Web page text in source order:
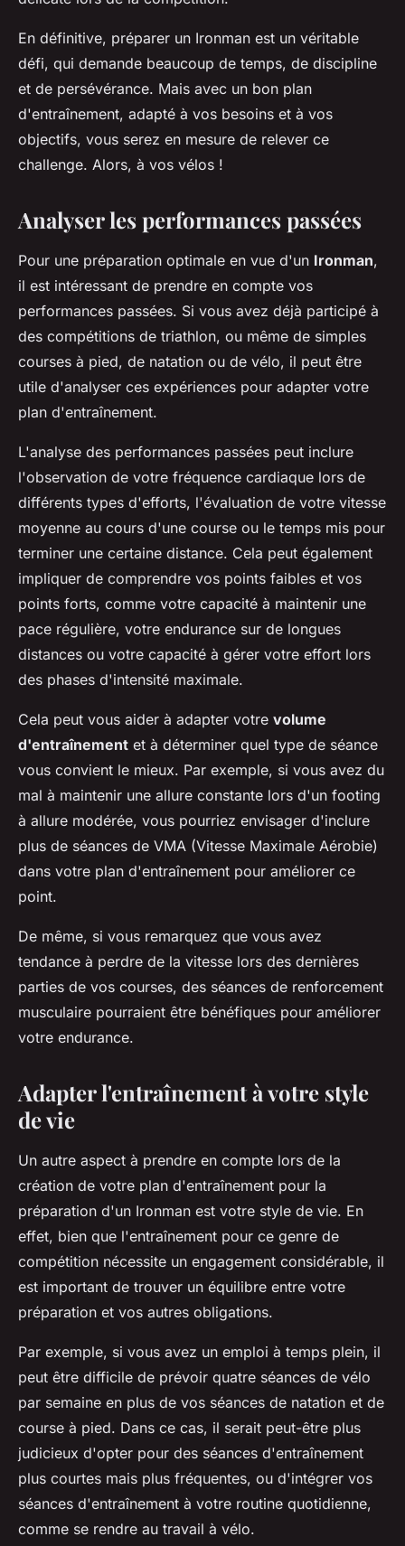
En définitive, préparer un Ironman est un véritable
défi, qui demande beaucoup de temps, de discipline
et de persévérance. Mais avec un bon plan
d'entraînement, adapté à vos besoins et à vos
objectifs, vous serez en mesure de relever ce
challenge. Alors, à vos vélos !
Analyser les performances passées
Pour une préparation optimale en vue d'un Ironman,
il est intéressant de prendre en compte vos
performances passées. Si vous avez déjà participé à
des compétitions de triathlon, ou même de simples
courses à pied, de natation ou de vélo, il peut être
utile d'analyser ces expériences pour adapter votre
plan d'entraînement.
L'analyse des performances passées peut inclure
l'observation de votre fréquence cardiaque lors de
différents types d'efforts, l'évaluation de votre vitesse
moyenne au cours d'une course ou le temps mis pour
terminer une certaine distance. Cela peut également
impliquer de comprendre vos points faibles et vos
points forts, comme votre capacité à maintenir une
pace régulière, votre endurance sur de longues
distances ou votre capacité à gérer votre effort lors
des phases d'intensité maximale.
Cela peut vous aider à adapter votre volume
d'entraînement et à déterminer quel type de séance
vous convient le mieux. Par exemple, si vous avez du
mal à maintenir une allure constante lors d'un footing
à allure modérée, vous pourriez envisager d'inclure
plus de séances de VMA (Vitesse Maximale Aérobie)
dans votre plan d'entraînement pour améliorer ce
point.
De même, si vous remarquez que vous avez
tendance à perdre de la vitesse lors des dernières
parties de vos courses, des séances de renforcement
musculaire pourraient être bénéfiques pour améliorer
votre endurance.
Adapter l'entraînement à votre style
de vie
Un autre aspect à prendre en compte lors de la
création de votre plan d'entraînement pour la
préparation d'un Ironman est votre style de vie. En
effet, bien que l'entraînement pour ce genre de
compétition nécessite un engagement considérable, il
est important de trouver un équilibre entre votre
préparation et vos autres obligations.
Par exemple, si vous avez un emploi à temps plein, il
peut être difficile de prévoir quatre séances de vélo
par semaine en plus de vos séances de natation et de
course à pied. Dans ce cas, il serait peut-être plus
judicieux d'opter pour des séances d'entraînement
plus courtes mais plus fréquentes, ou d'intégrer vos
séances d'entraînement à votre routine quotidienne,
comme se rendre au travail à vélo.